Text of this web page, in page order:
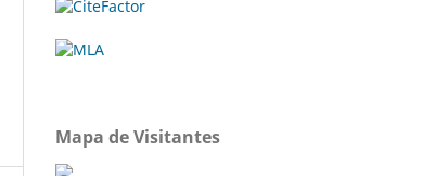
Mapa de Visitantes